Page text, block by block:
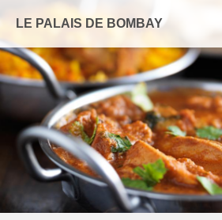
LE PALAIS DE BOMBAY